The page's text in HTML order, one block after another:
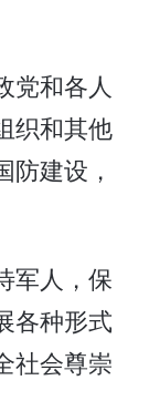
党和各人
织和其他
建设，
军人，保
各种形式
社会尊崇